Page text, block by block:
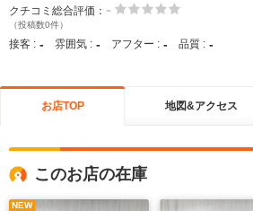
クチコミ総合評価： -
（投稿数0件）
接客 : - 雰囲気 : - アフター : - 品質 : -
お店TOP 地図&アクセス
このお店の在庫
NEW